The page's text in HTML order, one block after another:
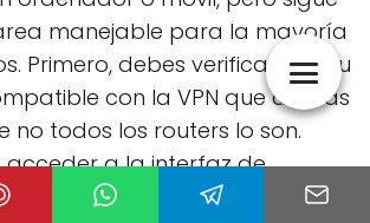
manejable para la mayoría
Primero, debes verificar que tu
con la VPN que deseas
no todos los routers lo son.
acceder a la interfaz de
de tu router y buscar la sección